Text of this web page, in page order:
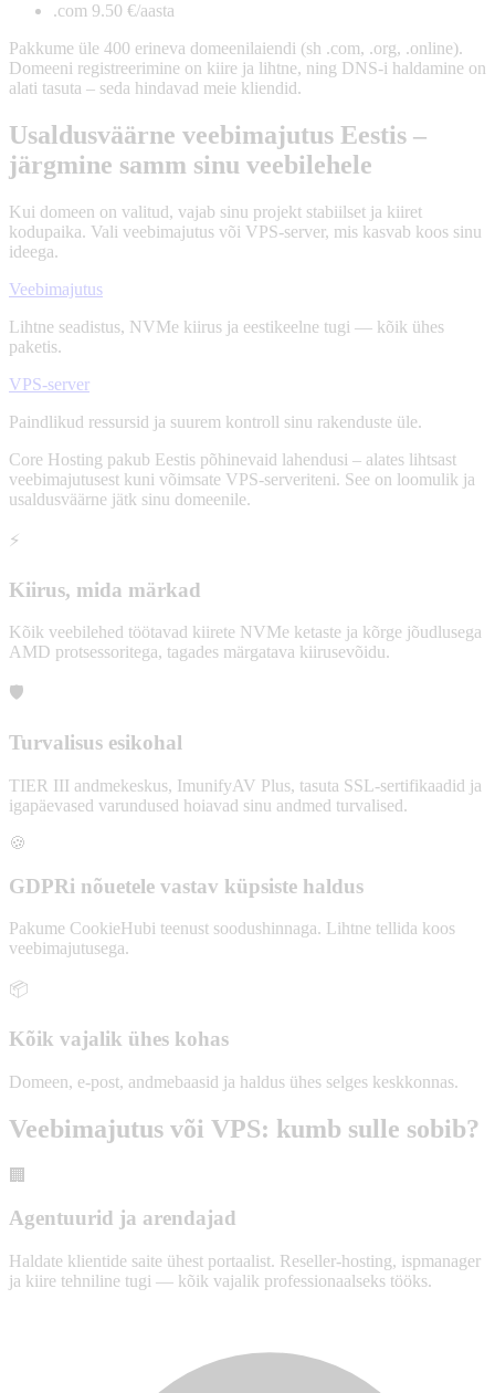
.com 9.50 €/aasta
Pakkume üle 400 erineva domeenilaiendi (sh .com, .org, .online).
Domeeni registreerimine on kiire ja lihtne, ning DNS-i haldamine on
alati tasuta – seda hindavad meie kliendid.
Usaldusväärne veebimajutus Eestis –
järgmine samm sinu veebilehele
Kui domeen on valitud, vajab sinu projekt stabiilset ja kiiret
kodupaika. Vali veebimajutus või VPS-server, mis kasvab koos sinu
ideega.
Veebimajutus
Lihtne seadistus, NVMe kiirus ja eestikeelne tugi — kõik ühes
paketis.
VPS-server
Paindlikud ressursid ja suurem kontroll sinu rakenduste üle.
Core Hosting pakub Eestis põhinevaid lahendusi – alates lihtsast
veebimajutusest kuni võimsate VPS-serveriteni. See on loomulik ja
usaldusväärne jätk sinu domeenile.
⚡
Kiirus, mida märkad
Kõik veebilehed töötavad kiirete NVMe ketaste ja kõrge jõudlusega
AMD protsessoritega, tagades märgatava kiirusevõidu.
🛡️
Turvalisus esikohal
TIER III andmekeskus, ImunifyAV Plus, tasuta SSL-sertifikaadid ja
igapäevased varundused hoiavad sinu andmed turvalised.
🍪
GDPRi nõuetele vastav küpsiste haldus
Pakume CookieHubi teenust soodushinnaga. Lihtne tellida koos
veebimajutusega.
📦
Kõik vajalik ühes kohas
Domeen, e-post, andmebaasid ja haldus ühes selges keskkonnas.
Veebimajutus või VPS: kumb sulle sobib?
🏢
Agentuurid ja arendajad
Haldate klientide saite ühest portaalist. Reseller-hosting, ispmanager
ja kiire tehniline tugi — kõik vajalik professionaalseks tööks.